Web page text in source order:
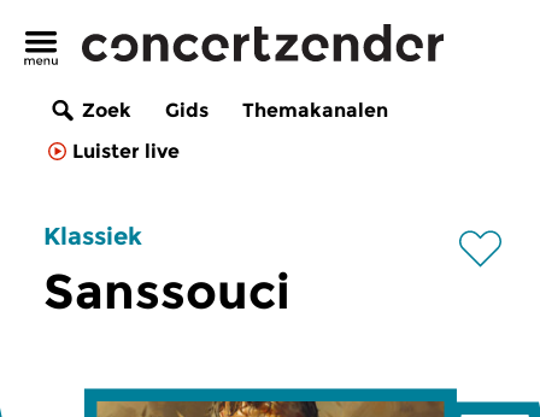
Zoek Gids
Themakanalen
Luister live
Klassiek
Sanssouci